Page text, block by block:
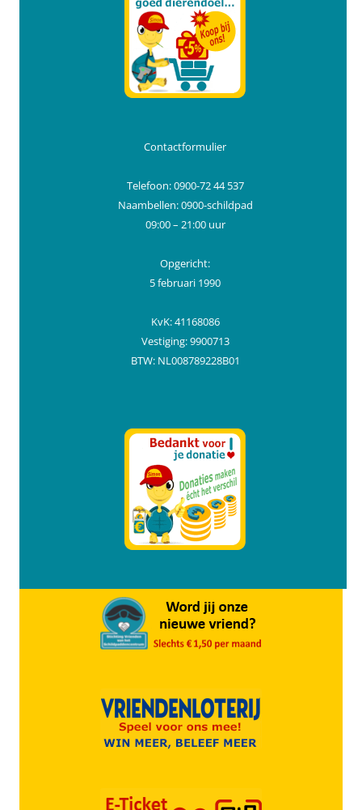
Contactformulier
Telefoon: 0900-72 44 537
Naambellen: 0900-schildpad
09:00 – 21:00 uur
Opgericht:
5 februari 1990
KvK: 41168086
Vestiging: 9900713
BTW: NL008789228B01